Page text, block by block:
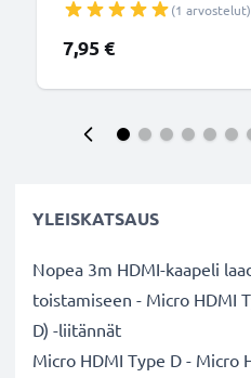
(1 arvostelut)
7,95 €
YLEISKATSAUS
Nopea 3m HDMI-kaapeli
toistamiseen - Micro HDMI
D) -liitännät
Micro HDMI Type D - Micro